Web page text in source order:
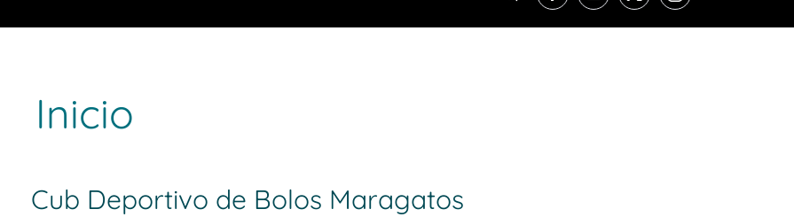
Inicio
Cub Deportivo de Bolos Maragatos